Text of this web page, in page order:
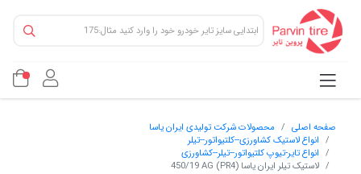
صفحه اصلی
محصولات شرکت تولیدی ایران یاسا
انواع لاستیک کشاورزی--کلتیواتور--تیلر
انواع تایر-تیوپ کلتیواتور--تیلر--کشاورزی
لاستیک تیلر ایران یاسا (PR4) 450/19 AG